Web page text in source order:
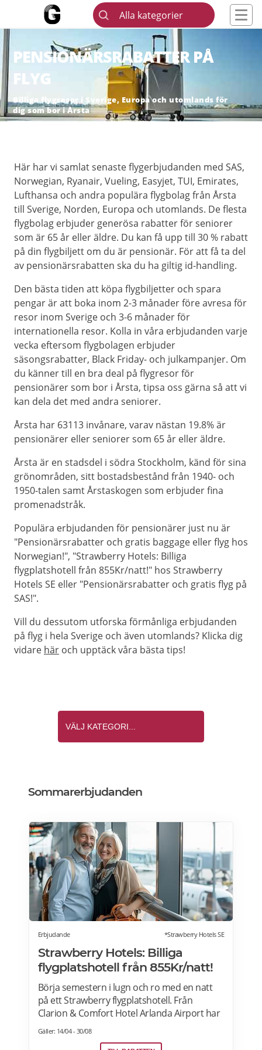
Alla kategorier
PENSIONÄRSRABATTER PÅ
FLYG
Billiga flygresor i Sverige, Europa och utomlands för
dig som bor i Årsta
Här har vi samlat senaste flygerbjudanden med SAS,
Norwegian, Ryanair, Vueling, Easyjet, TUI, Emirates,
Lufthansa och andra populära flygbolag från Årsta
till Sverige, Norden, Europa och utomlands. De flesta
flygbolag erbjuder generösa rabatter för seniorer
som är 65 år eller äldre. Du kan få upp till 30 % rabatt
på din flygbiljett om du är pensionär. För att få ta del
av pensionärsrabatten ska du ha giltig id-handling.
Den bästa tiden att köpa flygbiljetter och spara
pengar är att boka inom 2-3 månader före avresa för
resor inom Sverige och 3-6 månader för
internationella resor. Kolla in våra erbjudanden varje
vecka eftersom flygbolagen erbjuder
säsongsrabatter, Black Friday- och julkampanjer. Om
du känner till en bra deal på flygresor för
pensionärer som bor i Årsta, tipsa oss gärna så att vi
kan dela det med andra seniorer.
Årsta har 63113 invånare, varav nästan 19.8% är
pensionärer eller seniorer som 65 år eller äldre.
Årsta är en stadsdel i södra Stockholm, känd för sina
grönområden, sitt bostadsbestånd från 1940- och
1950-talen samt Årstaskogen som erbjuder fina
promenadstråk.
Populära erbjudanden för pensionärer just nu är
"Pensionärsrabatter och gratis baggage eller flyg hos
Norwegian!", "Strawberry Hotels: Billiga
flygplatshotell från 855Kr/natt!" hos Strawberry
Hotels SE eller "Pensionärsrabatter och gratis flyg på
SAS!".
Vill du dessutom utforska förmånliga erbjudanden
på flyg i hela Sverige och även utomlands? Klicka dig
vidare här och upptäck våra bästa tips!
Sommarerbjudanden
Erbjudande *Strawberry Hotels SE
Strawberry Hotels: Billiga
flygplatshotell från 855Kr/natt!
Börja semestern i lugn och ro med en natt
på ett Strawberry flygplatshotell. Från
Clarion & Comfort Hotel Arlanda Airport har
du gångavstånd till terminalerna, och från
Gäller: 14/04 - 30/08